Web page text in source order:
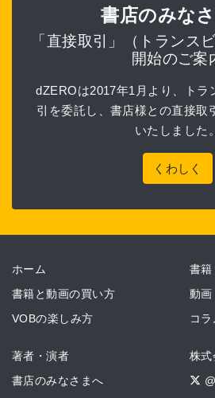
書店のみな
「直接取引」（トランス
開始のご案
dZEROは2017年1月より、トラ
引を委託し、書店様との直接取
いたしました。
くわしく
ホーム
書籍と動画の買い方
VOBの楽しみ方
書籍
動画
コラ
著者・演者
書店のみなさまへ
株式